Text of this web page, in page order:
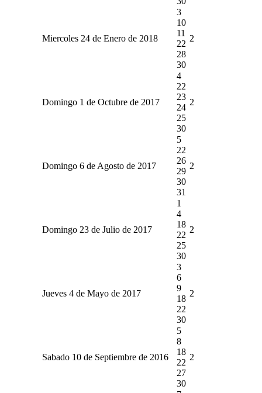
Miercoles 24 de Enero de 2018
3
10
11
22
28
30
2
Domingo 1 de Octubre de 2017
4
22
23
24
25
30
2
Domingo 6 de Agosto de 2017
5
22
26
29
30
31
2
Domingo 23 de Julio de 2017
1
4
18
22
25
30
2
Jueves 4 de Mayo de 2017
3
6
9
18
22
30
2
Sabado 10 de Septiembre de 2016
5
8
18
22
27
30
2